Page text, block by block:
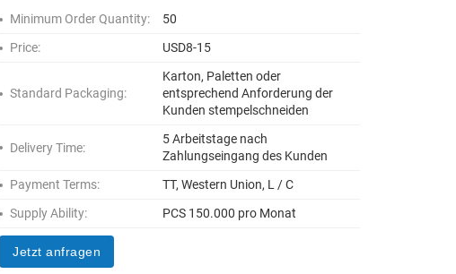
Minimum Order Quantity:
50
Price:
USD8-15
Standard Packaging:
Karton, Paletten oder
entsprechend Anforderung der
Kunden stempelschneiden
Delivery Time:
5 Arbeitstage nach
Zahlungseingang des Kunden
Payment Terms:
TT, Western Union, L / C
Supply Ability:
PCS 150.000 pro Monat
Jetzt anfragen